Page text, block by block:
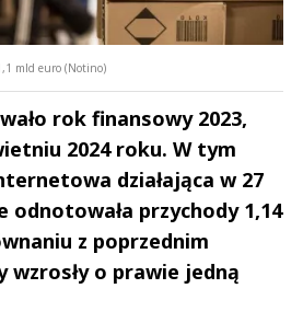
mld euro (Notino)
rok finansowy 2023,
2024 roku. W tym
działająca w 27
odnotowała przychody 1,14
z poprzednim
wzrosły o prawie jedną